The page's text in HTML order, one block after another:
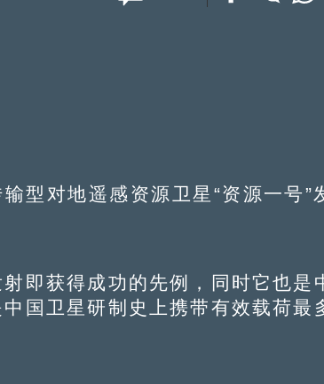
对地遥感资源卫星“资源一号”
获得成功的先例，同时它也是
国卫星研制史上携带有效载荷最